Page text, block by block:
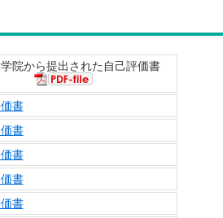
院から提出された自己評価書
書
書
書
書
書